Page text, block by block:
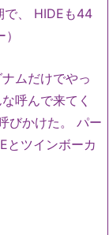
で、 HIDEも44
ムだけでやっ
呼んで来てく
びかけた。 パー
とツインボーカ